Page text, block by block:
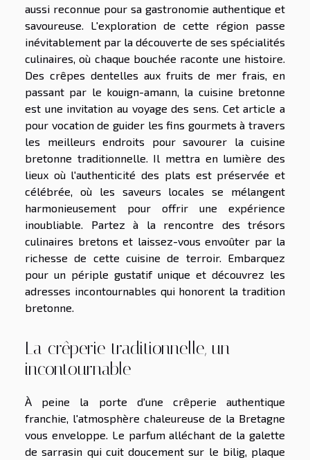
aussi reconnue pour sa gastronomie authentique et
savoureuse. L'exploration de cette région passe
inévitablement par la découverte de ses spécialités
culinaires, où chaque bouchée raconte une histoire.
Des crêpes dentelles aux fruits de mer frais, en
passant par le kouign-amann, la cuisine bretonne
est une invitation au voyage des sens. Cet article a
pour vocation de guider les fins gourmets à travers
les meilleurs endroits pour savourer la cuisine
bretonne traditionnelle. Il mettra en lumière des
lieux où l'authenticité des plats est préservée et
célébrée, où les saveurs locales se mélangent
harmonieusement pour offrir une expérience
inoubliable. Partez à la rencontre des trésors
culinaires bretons et laissez-vous envoûter par la
richesse de cette cuisine de terroir. Embarquez
pour un périple gustatif unique et découvrez les
adresses incontournables qui honorent la tradition
bretonne.
La crêperie traditionnelle, un
incontournable
À peine la porte d'une crêperie authentique
franchie, l'atmosphère chaleureuse de la Bretagne
vous enveloppe. Le parfum alléchant de la galette
de sarrasin qui cuit doucement sur le bilig, plaque